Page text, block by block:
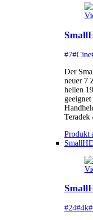
#7#Cine
Der
neuer 7
hellen
Produkt
#24#4k